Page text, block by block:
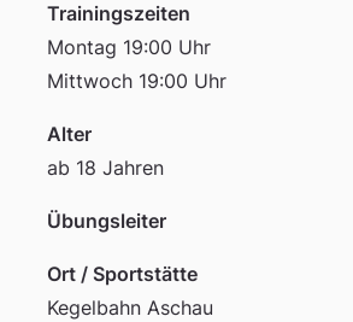
Trainingszeiten
Montag 19:00 Uhr
Mittwoch 19:00 Uhr
Alter
ab 18 Jahren
Übungsleiter
Ort / Sportstätte
Kegelbahn Aschau